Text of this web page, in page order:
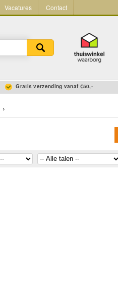
Vacatures Contact
Gratis verzending vanaf €50,-